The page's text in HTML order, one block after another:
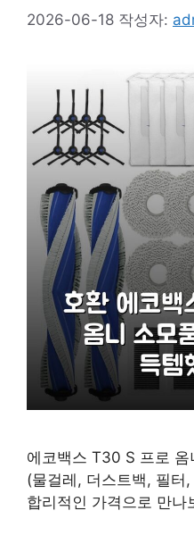
2026-06-18 작성자:
에코백스 T30 S 프로
(물걸레, 더스트백, 필터
합리적인 가격으로 만나